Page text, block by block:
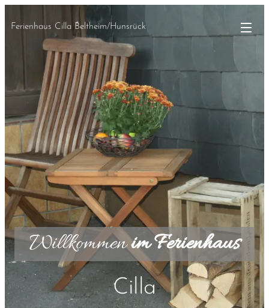
Ferienhaus Cilla Beltheim/Hunsrück
WillkommenimFerienhaus
Cilla